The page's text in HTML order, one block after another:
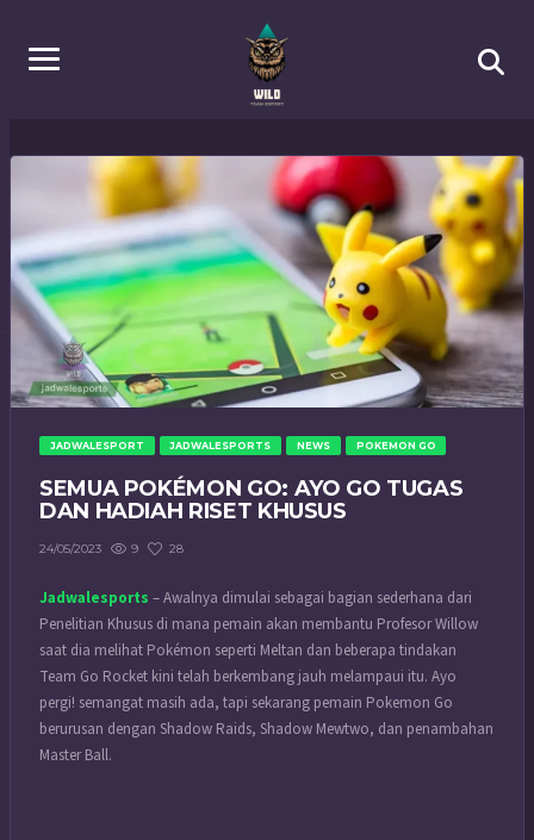
JADWALESPORT JADWALESPORTS NEWS POKEMON GO
SEMUA POKÉMON GO: AYO GO TUGAS
DAN HADIAH RISET KHUSUS
24/05/2023 9 28
Jadwalesports – Awalnya dimulai sebagai bagian sederhana dari
Penelitian Khusus di mana pemain akan membantu Profesor Willow
saat dia melihat Pokémon seperti Meltan dan beberapa tindakan
Team Go Rocket kini telah berkembang jauh melampaui itu. Ayo
pergi! semangat masih ada, tapi sekarang pemain Pokemon Go
berurusan dengan Shadow Raids, Shadow Mewtwo, dan penambahan
Master Ball.